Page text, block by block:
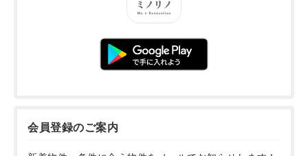
会員登録のご案内